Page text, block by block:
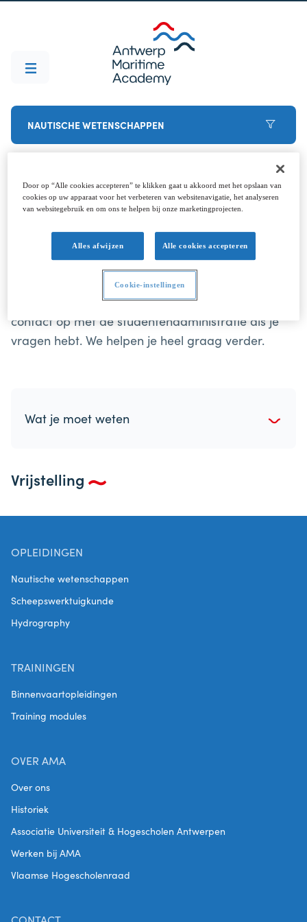
NAUTISCHE WETENSCHAPPEN
Voor je start
Besloten om ervoor te gaan? Welkom aan boord
(dat is de laatste woordspeling, beloofd). Om de
start helemaal vlekkeloos te laten verlopen, breng
je best deze puntjes vooraf in orde. Neem gerust
contact op met de studentenadministratie als je
vragen hebt. We helpen je heel graag verder.
Wat je moet weten
Vrijstelling
OPLEIDINGEN
Nautische wetenschappen
Scheepswerktuigkunde
Hydrography
TRAININGEN
Binnenvaartopleidingen
Training modules
OVER AMA
Over ons
Historiek
Associatie Universiteit & Hogescholen Antwerpen
Werken bij AMA
Vlaamse Hogescholenraad
Door op “Alle cookies accepteren” te klikken gaat u akkoord met het opslaan van
cookies op uw apparaat voor het verbeteren van websitenavigatie, het analyseren
van websitegebruik en om ons te helpen bij onze marketingprojecten.
Alles afwijzen Alle cookies accepteren
Cookie-instellingen